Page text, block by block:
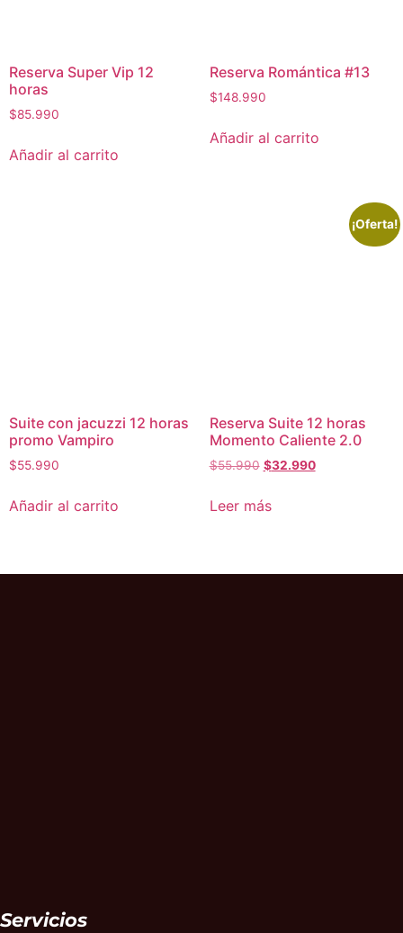
Reserva Super Vip 12
horas
$85.990
Añadir al carrito
Reserva Romántica #13
$148.990
Añadir al carrito
Suite con jacuzzi 12 horas
promo Vampiro
$55.990
Añadir al carrito
¡Oferta!
Reserva Suite 12 horas
Momento Caliente 2.0
$55.990 El
original
$32.990El
Leer más
Servicios